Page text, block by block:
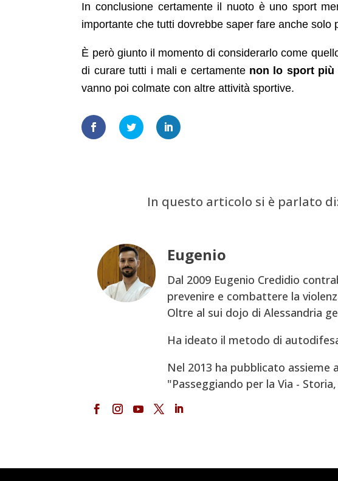
In conclusione certamente il nuoto è uno sport
importante che tutti dovrebbe saper fare anche solo
È però giunto il momento di considerarlo come
di curare tutti i mali e certamente non lo sport più
vanno poi colmate con altre attività sportive.
In questo articolo si è parlato di:
Eugenio
Dal 2009 Eugenio Credidio
prevenire e combattere la
Oltre al sui dojo di Alessandria
Ha ideato il metodo di
Nel 2013 ha pubblicato assieme
"Passeggiando per la Via -